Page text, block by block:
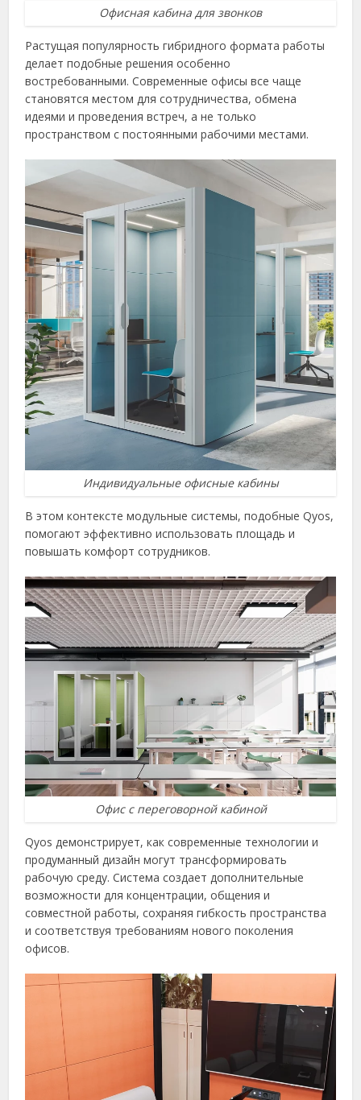
Офисная кабина для звонков
Растущая популярность гибридного формата работы
делает подобные решения особенно
востребованными. Современные офисы все чаще
становятся местом для сотрудничества, обмена
идеями и проведения встреч, а не только
пространством с постоянными рабочими местами.
Индивидуальные офисные кабины
В этом контексте модульные системы, подобные Qyos,
помогают эффективно использовать площадь и
повышать комфорт сотрудников.
Офис с переговорной кабиной
Qyos демонстрирует, как современные технологии и
продуманный дизайн могут трансформировать
рабочую среду. Система создает дополнительные
возможности для концентрации, общения и
совместной работы, сохраняя гибкость пространства
и соответствуя требованиям нового поколения
офисов.